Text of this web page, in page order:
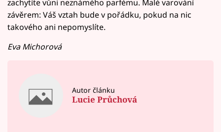
zachytíte vůni neznámého parfému. Malé varování
závěrem: Váš vztah bude v pořádku, pokud na nic
takového ani nepomyslíte.
Eva Michorová
Autor článku
Lucie Průchová